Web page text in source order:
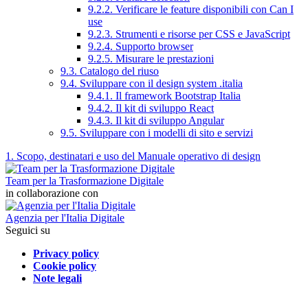
9.2.2. Verificare le feature disponibili con Can I
use
9.2.3. Strumenti e risorse per CSS e JavaScript
9.2.4. Supporto browser
9.2.5. Misurare le prestazioni
9.3. Catalogo del riuso
9.4. Sviluppare con il design system .italia
9.4.1. Il framework Bootstrap Italia
9.4.2. Il kit di sviluppo React
9.4.3. Il kit di sviluppo Angular
9.5. Sviluppare con i modelli di sito e servizi
1. Scopo, destinatari e uso del Manuale operativo di design
Team per la Trasformazione Digitale
in collaborazione con
Agenzia per l'Italia Digitale
Seguici su
Privacy policy
Cookie policy
Note legali